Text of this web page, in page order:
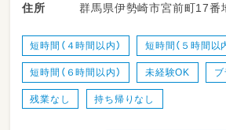
住所
群馬県伊勢崎市宮前町17番
短時間（４時間以内） 短時間（５時間以
短時間（６時間以内） 未経験OK
残業なし 持ち帰りなし